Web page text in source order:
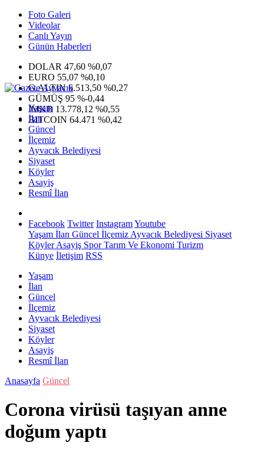
Foto Galeri
Videolar
Canlı Yayın
Günün Haberleri
DOLAR 47,60 %0,07
EURO 55,07 %0,10
G.ALTIN6.513,50 %0,27
GÜMÜŞ 95 %-0,44
IMKB 13.778,12 %0,55
BITCOIN 64.471 %0,42
Yaşam
İlan
Güncel
İlçemiz
Ayvacık Belediyesi
Siyaset
Köyler
Asayiş
Resmî İlan
Facebook Twitter InstagramYoutube
Yaşam İlan Güncel İlçemiz Ayvacık Belediyesi Siyaset
KöylerAsayiş SporTarım Ve Ekonomi Turizm
Künye İletişim RSS
Yaşam
İlan
Güncel
İlçemiz
Ayvacık Belediyesi
Siyaset
Köyler
Asayiş
Resmî İlan
Anasayfa Güncel
Corona virüsü taşıyan anne
doğum yaptı